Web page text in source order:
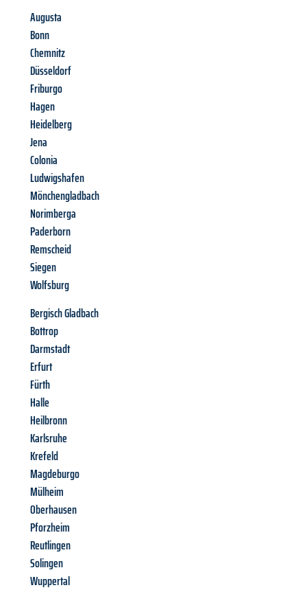
Augusta
Bonn
Chemnitz
Düsseldorf
Friburgo
Hagen
Heidelberg
Jena
Colonia
Ludwigshafen
Mönchengladbach
Norimberga
Paderborn
Remscheid
Siegen
Wolfsburg
Bergisch Gladbach
Bottrop
Darmstadt
Erfurt
Fürth
Halle
Heilbronn
Karlsruhe
Krefeld
Magdeburgo
Mülheim
Oberhausen
Pforzheim
Reutlingen
Solingen
Wuppertal